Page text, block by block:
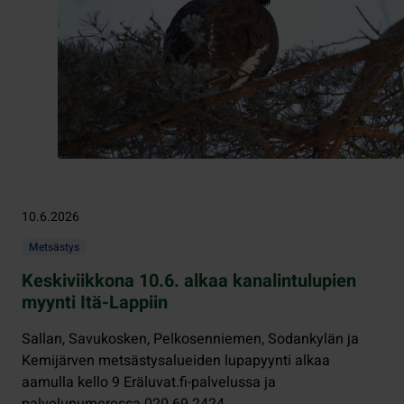
10.6.2026
Metsästys
Keskiviikkona 10.6. alkaa kanalintulupien
myynti Itä-Lappiin
Sallan, Savukosken, Pelkosenniemen, Sodankylän ja
Kemijärven metsästysalueiden lupapyynti alkaa
aamulla kello 9 Eräluvat.fi-palvelussa ja